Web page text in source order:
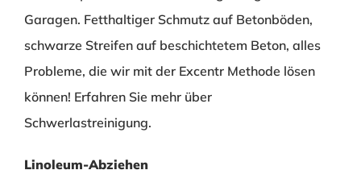
Garagen. Fetthaltiger Schmutz auf Betonböden,
schwarze Streifen auf beschichtetem Beton, alles
Probleme, die wir mit der Excentr Methode lösen
können! Erfahren Sie mehr über
Schwerlastreinigung.
Linoleum-Abziehen